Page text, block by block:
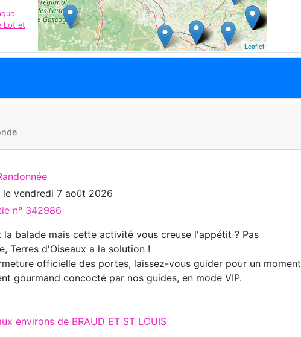
Lot et
Leaflet
levendredi 7 août 2026
n° 342986
la balade mais cette activité vous creuse l'appétit ? Pas
Terres d'Oiseaux a la solution !
officielle des portes, laissez-vous guider pour un moment
gourmand concocté par nos guides, en mode VIP.
environs de BRAUD ET ST LOUIS